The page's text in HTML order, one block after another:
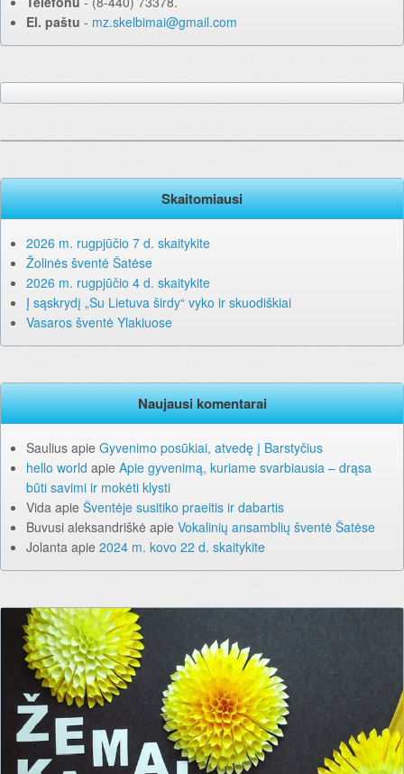
El. paštu ‐ mz.skelbimai@gmail.com
Skaitomiausi
2026 m. rugpjūčio 7 d. skaitykite
Žolinės šventė Šatėse
2026 m. rugpjūčio 4 d. skaitykite
Į sąskrydį „Su Lietuva širdy“ vyko ir skuodiškiai
Vasaros šventė Ylakiuose
Naujausi komentarai
Saulius apie Gyvenimo posūkiai, atvedę į Barstyčius
hello world apie Apie gyvenimą, kuriame svarbiausia – drąsa
būti savimi ir mokėti klysti
Vida apie Šventėje susitiko praeitis ir dabartis
Buvusi aleksandriškė apie Vokalinių ansamblių šventė Šatėse
Jolanta apie 2024 m. kovo 22 d. skaitykite